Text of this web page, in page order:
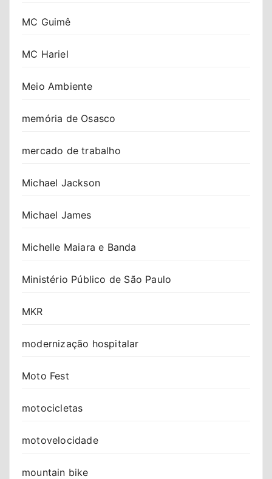
MC Guimê
MC Hariel
Meio Ambiente
memória de Osasco
mercado de trabalho
Michael Jackson
Michael James
Michelle Maiara e Banda
Ministério Público de São Paulo
MKR
modernização hospitalar
Moto Fest
motocicletas
motovelocidade
mountain bike